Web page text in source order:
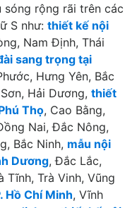
sóng rộng rãi trên các
S như: thiết kế nội
Nam Định, Thái
sang trọng tại
Hưng Yên, Bắc
Hải Dương, thiết
Thọ, Cao Bằng,
Nai, Đắc Nông,
Bắc Ninh, mẫu nội
Dương, Đắc Lắc,
Tĩnh, Trà Vinh, Vũng
Hồ Chí Minh, Vĩnh